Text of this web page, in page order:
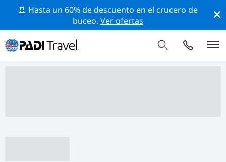
🚢 Hasta un 60% de descuento en el crucero de
buceo. Ver ofertas